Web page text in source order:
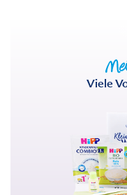
Viele